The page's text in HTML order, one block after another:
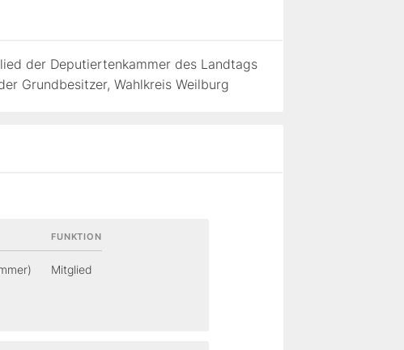
der Deputiertenkammer des Landtags
Grundbesitzer, Wahlkreis Weilburg
FUNKTION
Mitglied